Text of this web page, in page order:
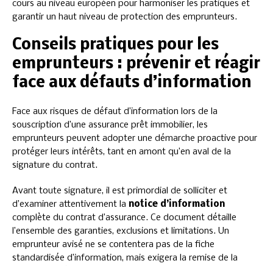
cours au niveau européen pour harmoniser les pratiques et
garantir un haut niveau de protection des emprunteurs.
Conseils pratiques pour les
emprunteurs : prévenir et réagir
face aux défauts d’information
Face aux risques de défaut d’information lors de la
souscription d’une assurance prêt immobilier, les
emprunteurs peuvent adopter une démarche proactive pour
protéger leurs intérêts, tant en amont qu’en aval de la
signature du contrat.
Avant toute signature, il est primordial de solliciter et
d’examiner attentivement la notice d’information
complète du contrat d’assurance. Ce document détaille
l’ensemble des garanties, exclusions et limitations. Un
emprunteur avisé ne se contentera pas de la fiche
standardisée d’information, mais exigera la remise de la